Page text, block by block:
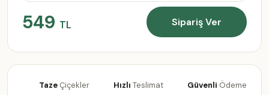
549 TL Sipariş Ver
TazeÇiçekler Hızlı Teslimat Güvenli Ödeme